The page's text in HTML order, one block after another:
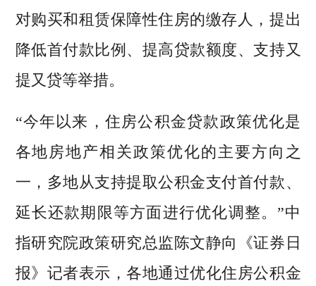
对购买和租赁保障性住房的缴存人，提出
降低首付款比例、提高贷款额度、支持又
提又贷等举措。
“今年以来，住房公积金贷款政策优化是
各地房地产相关政策优化的主要方向之
一，多地从支持提取公积金支付首付款、
延长还款期限等方面进行优化调整。”中
指研究院政策研究总监陈文静向《证券日
报》记者表示，各地通过优化住房公积金